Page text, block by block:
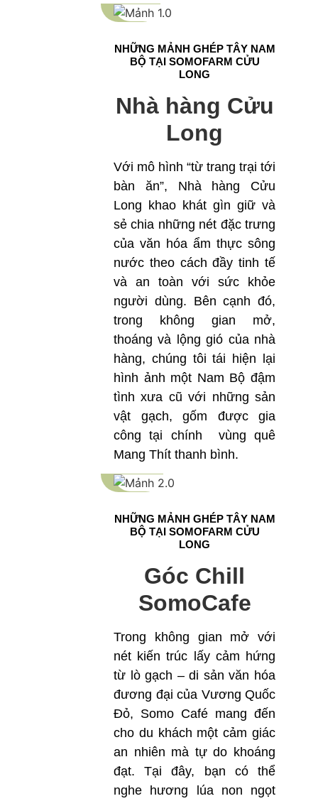
NHỮNG MẢNH GHÉP TÂY NAM
BỘ TẠI SOMOFARM CỬU
LONG
Nhà hàng Cửu
Long
Với mô hình “từ trang trại tới
bàn ăn”, Nhà hàng Cửu
Long khao khát gìn giữ và
sẻ chia những nét đặc trưng
của văn hóa ẩm thực sông
nước theo cách đầy tinh tế
và an toàn với sức khỏe
người dùng. Bên cạnh đó,
trong không gian mở,
thoáng và lộng gió của nhà
hàng, chúng tôi tái hiện lại
hình ảnh một Nam Bộ đậm
tình xưa cũ với những sản
vật gạch, gốm được gia
công tại chính vùng quê
Mang Thít thanh bình.
NHỮNG MẢNH GHÉP TÂY NAM
BỘ TẠI SOMOFARM CỬU
LONG
Góc Chill
SomoCafe
Trong không gian mở với
nét kiến trúc lấy cảm hứng
từ lò gạch – di sản văn hóa
đương đại của Vương Quốc
Đỏ, Somo Café mang đến
cho du khách một cảm giác
an nhiên mà tự do khoáng
đạt. Tại đây, bạn có thể
nghe hương lúa non ngọt